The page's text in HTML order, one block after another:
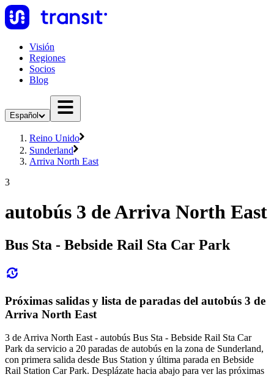
Visión
Regiones
Socios
Blog
Español
Reino Unido
Sunderland
Arriva North East
3
autobús 3 de Arriva North East
Bus Sta - Bebside Rail Sta Car Park
Próximas salidas y lista de paradas del autobús 3 de
Arriva North East
3 de Arriva North East - autobús Bus Sta - Bebside Rail Sta Car
Park da servicio a 20 paradas de autobús en la zona de Sunderland,
con primera salida desde Bus Station y última parada en Bebside
Rail Station Car Park. Desplázate hacia abajo para ver las próximas